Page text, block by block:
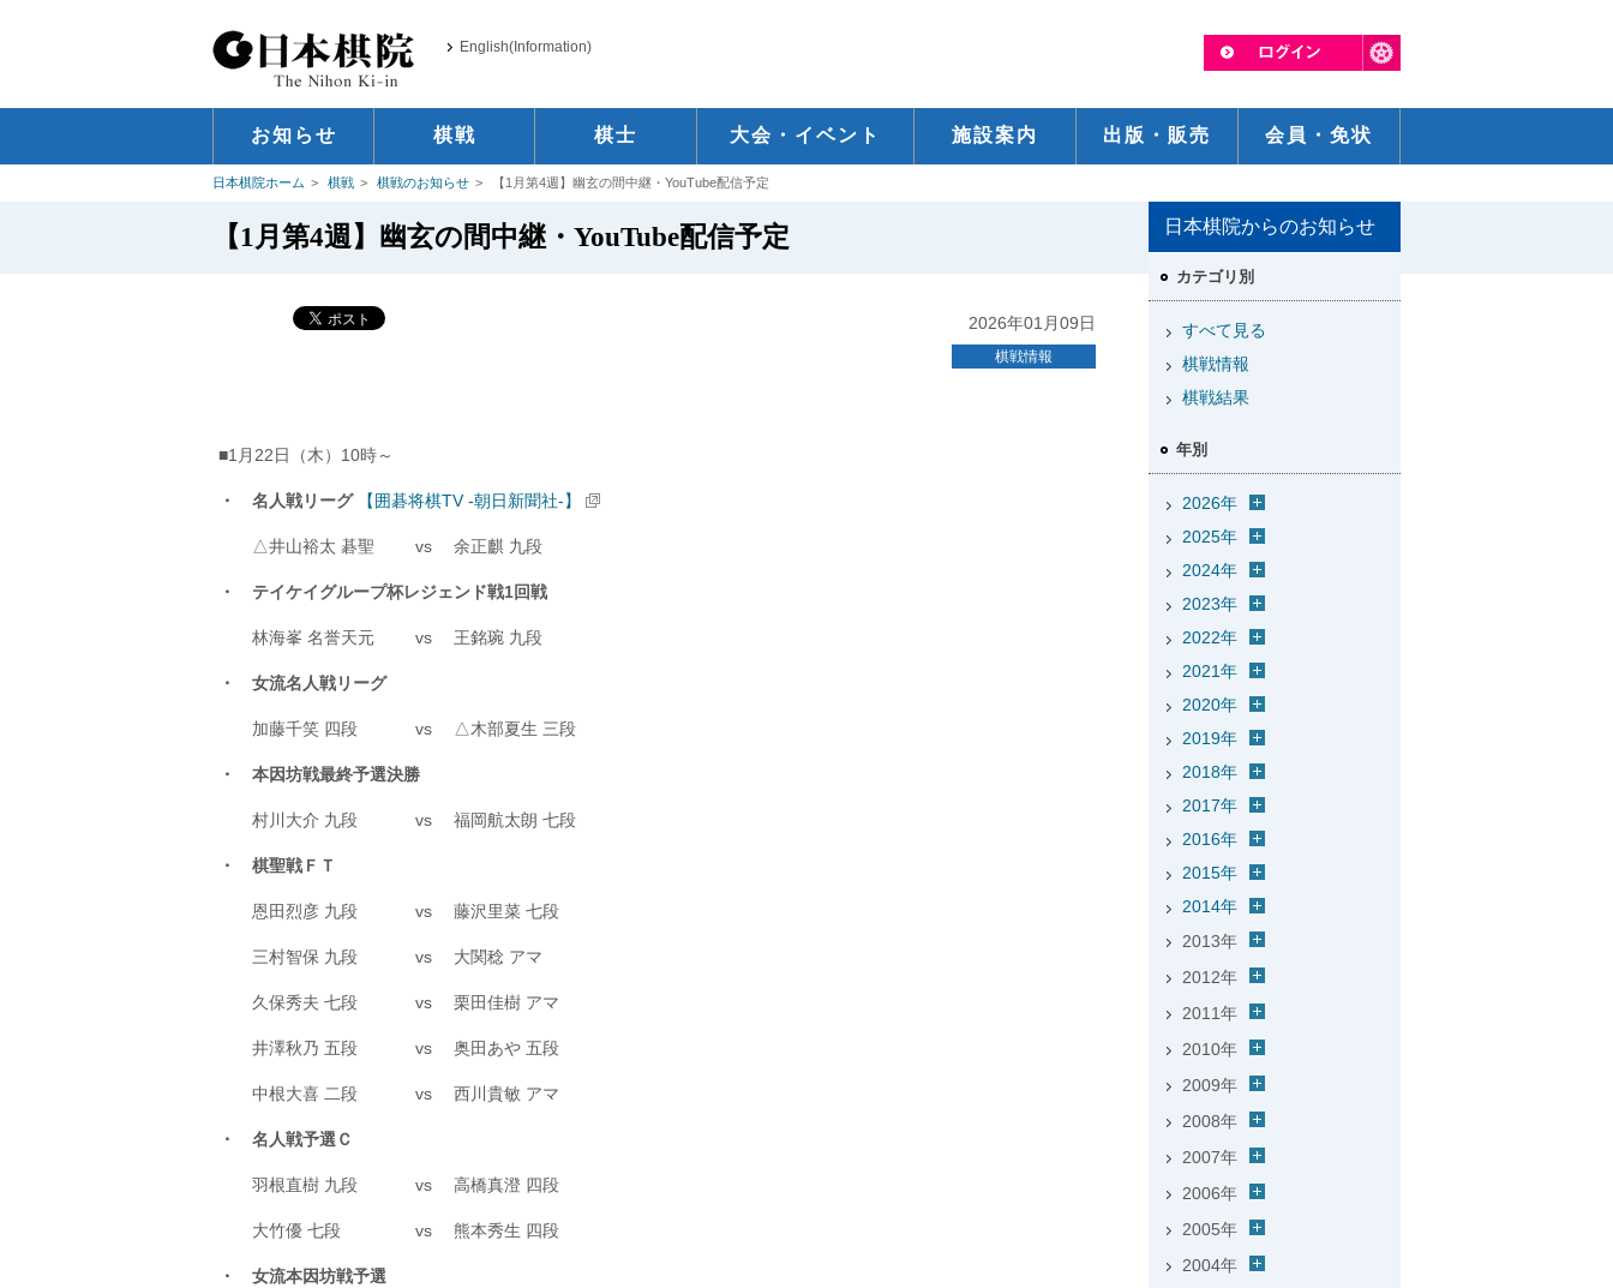
English(Information)
お知らせ 棋戦 棋士 大会・イベント 施設案内 出版・販売 会員・免状
日本棋院ホーム 棋戦 棋戦のお知らせ 【1月第4週】幽玄の間中継・YouTube配信予定
【1月第4週】幽玄の間中継・YouTube配信予定
2026年01月09日
棋戦情報
■1月22日（木）10時～
・ 名人戦リーグ 【囲碁将棋TV -朝日新聞社-】
△井山裕太 碁聖 vs 余正麒 九段
・ テイケイグループ杯レジェンド戦1回戦
林海峯 名誉天元 vs 王銘琬 九段
・ 女流名人戦リーグ
加藤千笑 四段 vs △木部夏生 三段
・ 本因坊戦最終予選決勝
村川大介 九段 vs 福岡航太朗 七段
・ 棋聖戦ＦＴ
恩田烈彦 九段 vs 藤沢里菜 七段
三村智保 九段 vs 大関稔 アマ
久保秀夫 七段 vs 栗田佳樹 アマ
井澤秋乃 五段 vs 奥田あや 五段
中根大喜 二段 vs 西川貴敏 アマ
・ 名人戦予選Ｃ
羽根直樹 九段 vs 高橋真澄 四段
大竹優 七段 vs 熊本秀生 四段
・ 女流本因坊戦予選
日本棋院からのお知らせ
カテゴリ別
すべて見る
棋戦情報
棋戦結果
年別
2026年
2025年
2024年
2023年
2022年
2021年
2020年
2019年
2018年
2017年
2016年
2015年
2014年
2013年
2012年
2011年
2010年
2009年
2008年
2007年
2006年
2005年
2004年